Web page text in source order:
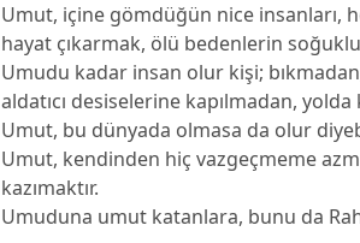
Umut, içine gömdüğün nice insanları,
hayat çıkarmak, ölü bedenlerin
Umudu kadar insan olur kişi;
aldatıcı desiselerine kapılmadan,
Umut, bu dünyada olmasa da olur
Umut, kendinden hiç vazgeçmeme
kazımaktır.
Umuduna umut katanlara, bunu da